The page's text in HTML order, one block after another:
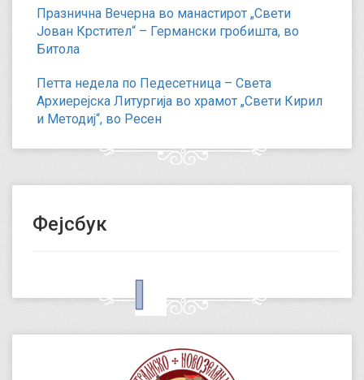
Празнична Вечерна во манастирот „Свети
Јован Крстител“ – Германски гробишта, во
Битола
Петта недела по Педесетница – Света
Архиерејска Литургија во храмот „Свети Кирил
и Методиј“, во Ресен
Фејсбук